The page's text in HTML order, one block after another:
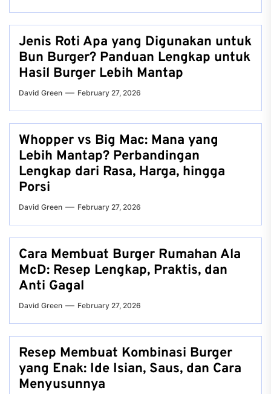
Jenis Roti Apa yang Digunakan untuk
Bun Burger? Panduan Lengkap untuk
Hasil Burger Lebih Mantap
David Green February 27, 2026
Whopper vs Big Mac: Mana yang
Lebih Mantap? Perbandingan
Lengkap dari Rasa, Harga, hingga
Porsi
David Green February 27, 2026
Cara Membuat Burger Rumahan Ala
McD: Resep Lengkap, Praktis, dan
Anti Gagal
David Green February 27, 2026
Resep Membuat Kombinasi Burger
yang Enak: Ide Isian, Saus, dan Cara
Menyusunnya